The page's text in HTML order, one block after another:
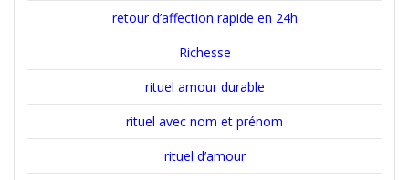
retour d’affection rapide en 24h
Richesse
rituel amour durable
rituel avec nom et prénom
rituel d’amour